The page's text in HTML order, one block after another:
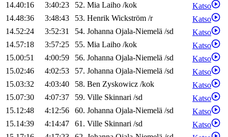
14.40:16
3:40:23 52. Mia Laiho /kok
Katso
14.48:36
3:48:43 53. Henrik Wickström /r
Katso
14.52:24
3:52:31 54. Johanna Ojala-Niemelä /sd
Katso
14.57:18
3:57:25 55. Mia Laiho /kok
Katso
15.00:51
4:00:59 56. Johanna Ojala-Niemelä /sd
Katso
15.02:46
4:02:53 57. Johanna Ojala-Niemelä /sd
Katso
15.03:32
4:03:40 58. Ben Zyskowicz /kok
Katso
15.07:30
4:07:37 59. Ville Skinnari /sd
Katso
15.12:48
4:12:56 60. Johanna Ojala-Niemelä /sd
Katso
15.14:39
4:14:47 61. Ville Skinnari /sd
Katso